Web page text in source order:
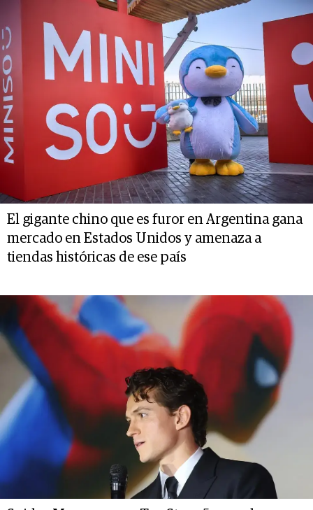
El gigante chino que es furor en Argentina gana
mercado en Estados Unidos y amenaza a
tiendas históricas de ese país